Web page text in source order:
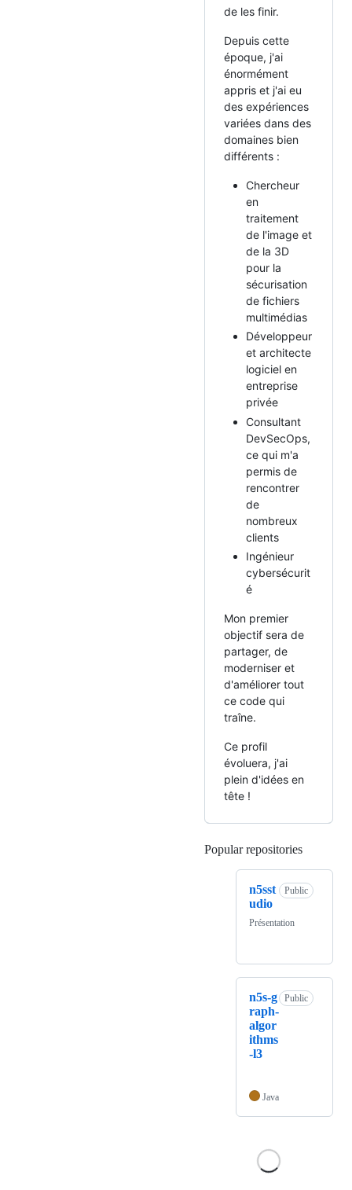
de les finir.
Depuis cette
époque, j'ai
énormément
appris et j'ai eu
des expériences
variées dans des
domaines bien
différents :
Chercheur
en
traitement
de l'image et
de la 3D
pour la
sécurisation
de fichiers
multimédias
Développeur
et architecte
logiciel en
entreprise
privée
Consultant
DevSecOps,
ce qui m'a
permis de
rencontrer
de
nombreux
clients
Ingénieur
cybersécurit
é
Mon premier
objectif sera de
partager, de
moderniser et
d'améliorer tout
ce code qui
traîne.
Ce profil
évoluera, j'ai
plein d'idées en
tête !
Popular repositories
n5sst
udio
Public
Présentation
n5s-g
raph-
algor
ithms
-l3
Public
Java